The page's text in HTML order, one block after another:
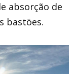
absorção de
bastões.